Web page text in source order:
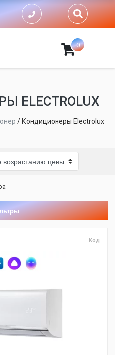
0
ELECTROLUX
/ Кондиционеры Electrolux
Код